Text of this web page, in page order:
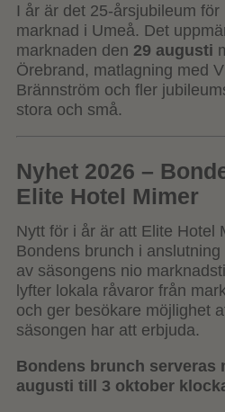
I år är det 25-årsjubileum
marknad i Umeå. Det
marknaden den 29 augusti
Örebrand, matlagning med
Brännström och fler
stora och små.
Nyhet 2026 –
Elite Hotel Mimer
Nytt för i år är att Elite Hotel
Bondens brunch i
av säsongens nio
lyfter lokala råvaror från
och ger besökare möjlighet
säsongen har att erbjuda.
Bondens brunch serveras
augusti till 3 oktober